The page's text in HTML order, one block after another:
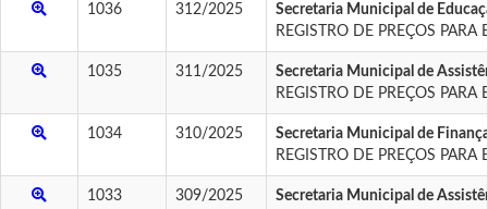
1036 312/2025
Secretaria Municipal de
REGISTRO DE PREÇOS
1035 311/2025
Secretaria Municipal de
REGISTRO DE PREÇOS
1034 310/2025
Secretaria Municipal de
REGISTRO DE PREÇOS
1033 309/2025
Secretaria Municipal de